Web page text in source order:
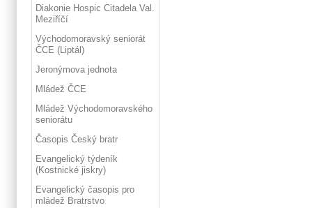
Diakonie Hospic Citadela Val.
Meziříčí
Východomoravský seniorát
ČCE (Liptál)
Jeronýmova jednota
Mládež ČCE
Mládež Východomoravského
seniorátu
Časopis Český bratr
Evangelický týdeník
(Kostnické jiskry)
Evangelický časopis pro
mládež Bratrstvo